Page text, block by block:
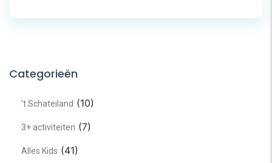
Categorieën
't Schateiland (10)
3+ activiteiten (7)
Alles Kids (41)